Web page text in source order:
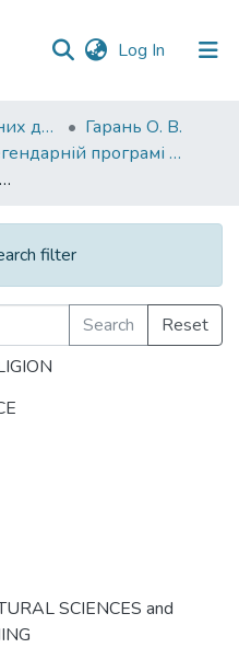
Log In (current)
015. Матеріали різних дослідників та організацій
Гарань О. В.
У легендарній програмі "5 копійок"
Browse by Subject Category
filter
Search
Reset
SCIENCES and